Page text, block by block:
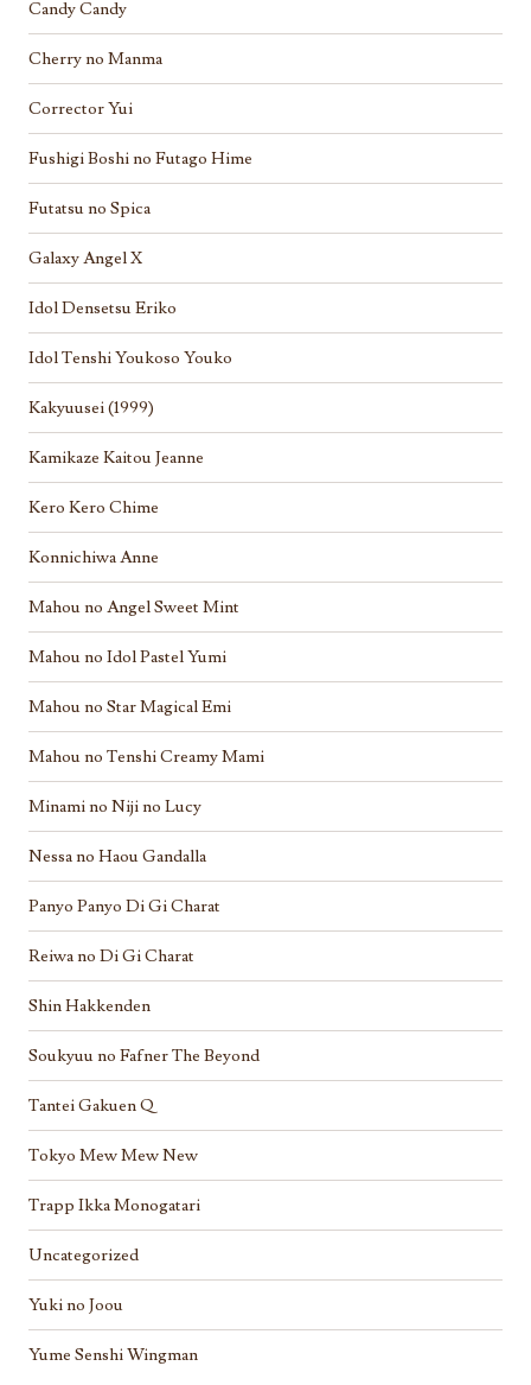
Candy Candy
Cherry no Manma
Corrector Yui
Fushigi Boshi no Futago Hime
Futatsu no Spica
Galaxy Angel X
Idol Densetsu Eriko
Idol Tenshi Youkoso Youko
Kakyuusei (1999)
Kamikaze Kaitou Jeanne
Kero Kero Chime
Konnichiwa Anne
Mahou no Angel Sweet Mint
Mahou no Idol Pastel Yumi
Mahou no Star Magical Emi
Mahou no Tenshi Creamy Mami
Minami no Niji no Lucy
Nessa no Haou Gandalla
Panyo Panyo Di Gi Charat
Reiwa no Di Gi Charat
Shin Hakkenden
Soukyuu no Fafner The Beyond
Tantei Gakuen Q
Tokyo Mew Mew New
Trapp Ikka Monogatari
Uncategorized
Yuki no Joou
Yume Senshi Wingman